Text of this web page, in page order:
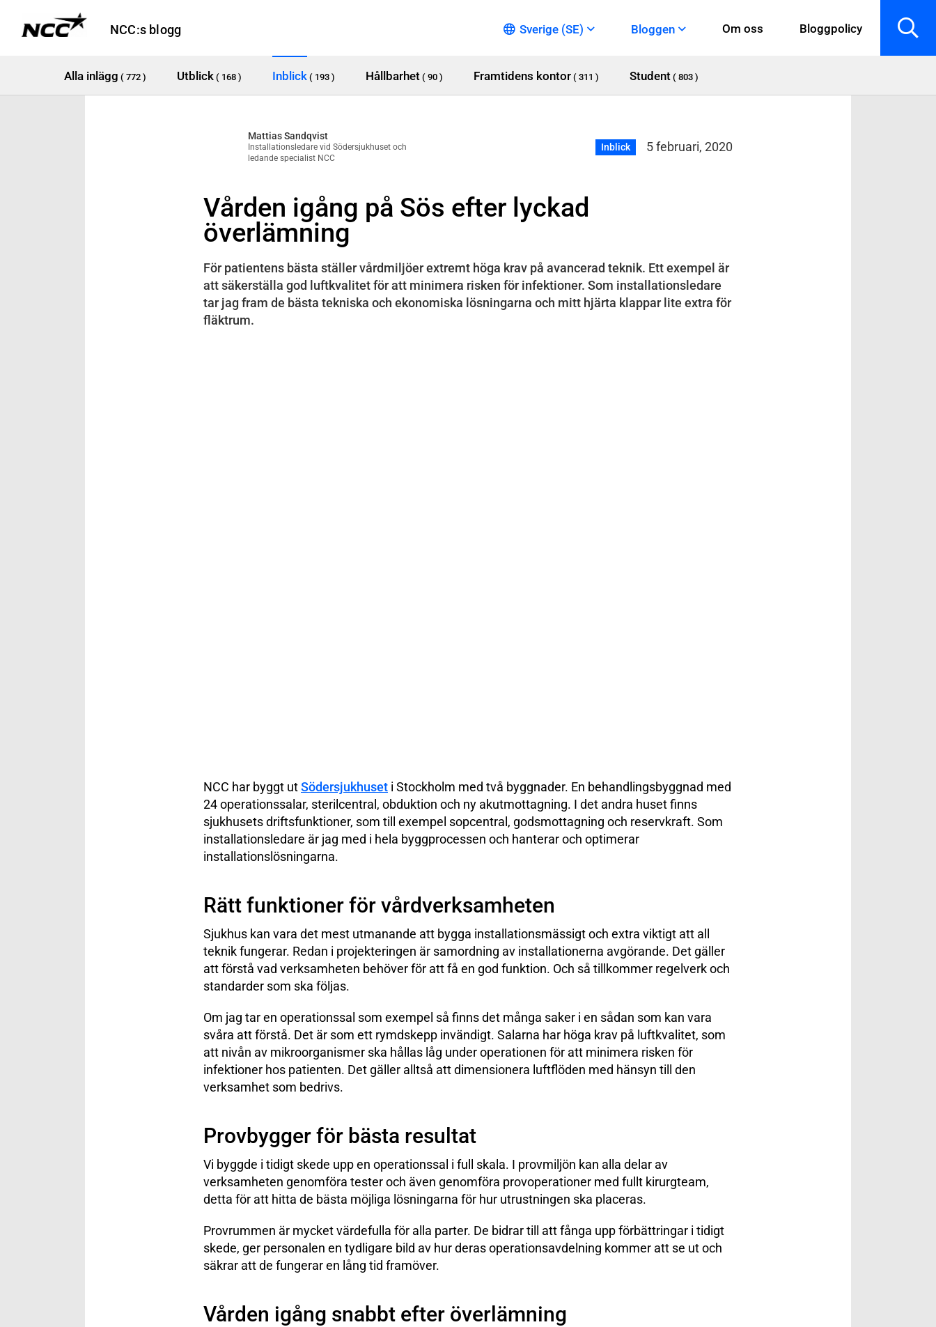
NCC:s blogg Sverige (SE) Bloggen Om oss Bloggpolicy
Alla inlägg ( 772 ) Utblick ( 168 ) Inblick ( 193 ) Hållbarhet ( 90 ) Framtidens kontor ( 311 ) Student ( 803 )
Mattias Sandqvist
Installationsledare vid Södersjukhuset och
ledande specialist NCC
Inblick 5 februari, 2020
Vården igång på Sös efter lyckad
överlämning
För patientens bästa ställer vårdmiljöer extremt höga krav på avancerad teknik. Ett exempel är
att säkerställa god luftkvalitet för att minimera risken för infektioner. Som installationsledare
tar jag fram de bästa tekniska och ekonomiska lösningarna och mitt hjärta klappar lite extra för
fläktrum.
NCC har byggt utSödersjukhuset i Stockholm med två byggnader. En behandlingsbyggnad med
24 operationssalar, sterilcentral, obduktion och ny akutmottagning. I det andra huset finns
sjukhusets driftsfunktioner, som till exempel sopcentral, godsmottagning och reservkraft. Som
installationsledare är jag med i hela byggprocessen och hanterar och optimerar
installationslösningarna.
Rätt funktioner för vårdverksamheten
Sjukhus kan vara det mest utmanande att bygga installationsmässigt och extra viktigt att all
teknik fungerar. Redan i projekteringen är samordning av installationerna avgörande. Det gäller
att förstå vad verksamheten behöver för att få en god funktion. Och så tillkommer regelverk och
standarder som ska följas.
Om jag tar en operationssal som exempel så finns det många saker i en sådan som kan vara
svåra att förstå. Det är som ett rymdskepp invändigt. Salarna har höga krav på luftkvalitet, som
att nivån av mikroorganismer ska hållas låg under operationen för att minimera risken för
infektioner hos patienten. Det gäller alltså att dimensionera luftflöden med hänsyn till den
verksamhet som bedrivs.
Provbygger för bästa resultat
Vi byggde i tidigt skede upp en operationssal i full skala. I provmiljön kan alla delar av
verksamheten genomföra tester och även genomföra provoperationer med fullt kirurgteam,
detta för att hitta de bästa möjliga lösningarna för hur utrustningen ska placeras.
Provrummen är mycket värdefulla för alla parter. De bidrar till att fånga upp förbättringar i tidigt
skede, ger personalen en tydligare bild av hur deras operationsavdelning kommer att se ut och
säkrar att de fungerar en lång tid framöver.
Vården igång snabbt efter överlämning